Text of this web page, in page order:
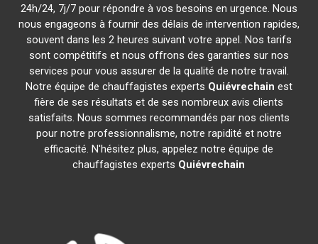
24h/24, 7j/7 pour répondre à vos besoins en urgence. Nous
nous engageons à fournir des délais de intervention rapides,
souvent dans les 2 heures suivant votre appel. Nos tarifs
sont compétitifs et nous offrons des garanties sur nos
services pour vous assurer de la qualité de notre travail.
Notre équipe de chauffagistes experts Quiévrechain est
fière de ses résultats et de ses nombreux avis clients
satisfaits. Nous sommes recommandés par nos clients
pour notre professionnalisme, notre rapidité et notre
efficacité. N'hésitez plus, appelez notre équipe de
chauffagistes experts Quiévrechain